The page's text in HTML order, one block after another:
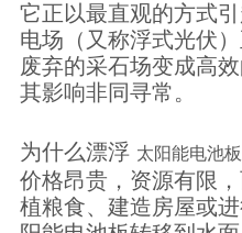
它正以最直观的方式
电场（又称浮式光伏
废弃的采石场变成高
其影响非同寻常。
为什么漂浮 太阳能电池板
价格昂贵，资源有限
植粮食、建造房屋或